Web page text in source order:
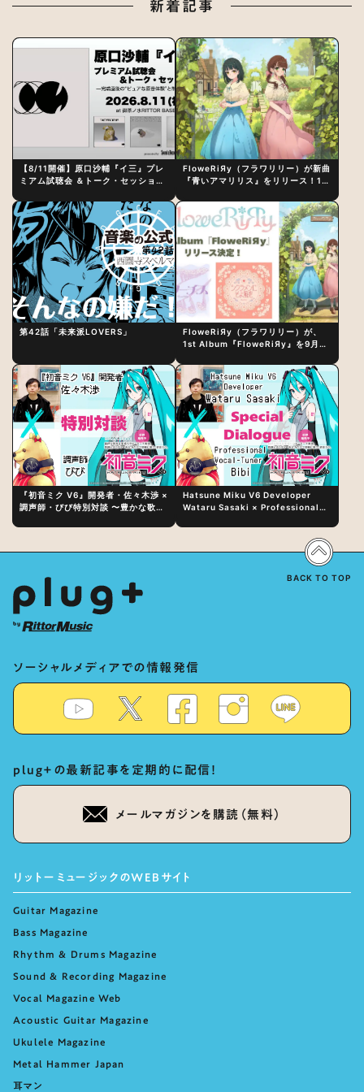
新着記事
【8/11開催】原口沙輔『イ三』プレ
ミアム試聴会 ＆トーク・セッション
制作秘話
FloweRiЯy（フラワリリー）が新曲
『青いアマリリス』をリリース！1st
第42話「未来派LOVERS」
FloweRiЯy（フラワリリー）が、
1st Album『FloweRiЯy』を9月23
『初音ミク V6』開発者・佐々木渉 ×
調声師・びび特別対談 〜豊かな歌声
Hatsune Miku V6 Developer
Wataru Sasaki × Professional
Vocal Expression Lies in “Love
for the singing characters” and
ソーシャルメディアでの情報発信
plug+の最新記事を定期的に配信！
メールマガジンを購読（無料）
リットーミュージックのWEBサイト
Guitar Magazine
Bass Magazine
Rhythm & Drums Magazine
Sound & Recording Magazine
Vocal Magazine Web
Acoustic Guitar Magazine
Ukulele Magazine
Metal Hammer Japan
耳マン
BACK TO TOP